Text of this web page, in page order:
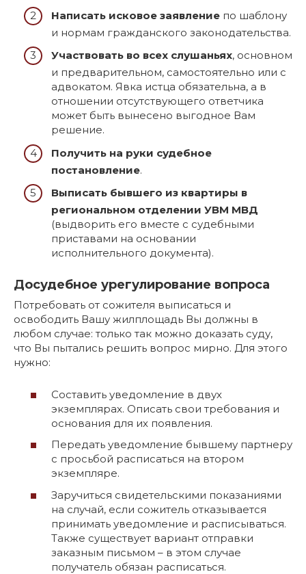
Написать исковое заявление по шаблону
и нормам гражданского законодательства.
Участвовать во всех слушаньях, основном
и предварительном, самостоятельно или с
адвокатом. Явка истца обязательна, а в
отношении отсутствующего ответчика
может быть вынесено выгодное Вам
решение.
Получить на руки судебное
постановление.
Выписать бывшего из квартиры в
региональном отделении УВМ МВД
(выдворить его вместе с судебными
приставами на основании
исполнительного документа).
Досудебное урегулирование вопроса
Потребовать от сожителя выписаться и
освободить Вашу жилплощадь Вы должны в
любом случае: только так можно доказать суду,
что Вы пытались решить вопрос мирно. Для этого
нужно:
Составить уведомление в двух
экземплярах. Описать свои требования и
основания для их появления.
Передать уведомление бывшему партнеру
с просьбой расписаться на втором
экземпляре.
Заручиться свидетельскими показаниями
на случай, если сожитель отказывается
принимать уведомление и расписываться.
Также существует вариант отправки
заказным письмом – в этом случае
получатель обязан расписаться.